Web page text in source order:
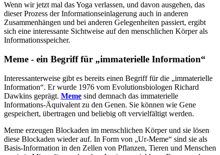
Wenn wir jetzt mal das Yoga verlassen, und davon ausgehen, das
dieser Prozess der Informationseinlagerung auch in anderen
Zusammenhängen und bei anderen Gelegenheiten passiert, ergibt
sich eine interessante Sichtweise auf den menschlichen Körper als
Informationsspeicher.
Meme - ein Begriff für „immaterielle Information“
Interessanterweise gibt es bereits einen Begriff für die „immaterielle
Information“. Er wurde 1976 vom Evolutionsbiologen Richard
Dawkins geprägt. Meme sind demnach das immaterielle
Informations-Äquivalent zu den Genen. Sie können wie Gene
gespeichert, übertragen und beliebig oft vervielfältigt werden.
Meme erzeugen Blockaden im menschlichen Körper und sie lösen
diese Blockaden wieder auf. In Form von „Ur-Meme“ sind sie als
Basis-Information in den Zellen von Pflanzen, Tieren und Menschen